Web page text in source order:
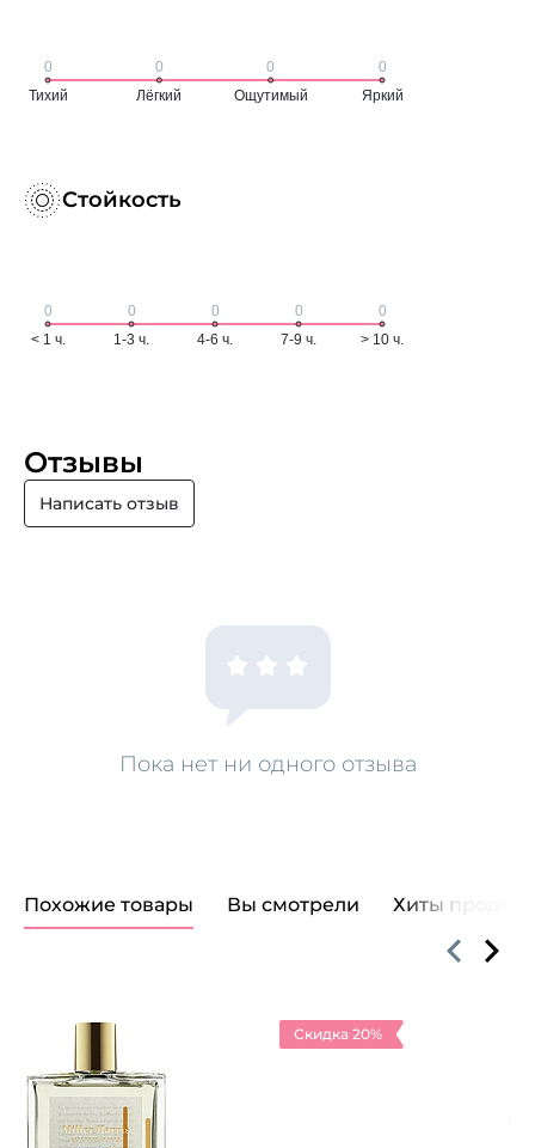
Стойкость
Отзывы
Написать отзыв
Пока нет ни одного отзыва
Похожие товары Вы смотрели Хиты продаж
Скидка 20%